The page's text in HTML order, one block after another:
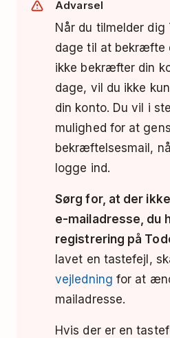
Advarsel
Når du tilmelder dig
dage til at bekræfte
ikke bekræfter din
dage, vil du ikke
din konto. Du vil i
mulighed for at
bekræftelsesmail,
logge ind.
Sørg for, at der
e-mailadresse, du
registrering på
lavet en tastefejl,
vejledning for at
mailadresse.
Hvis der er en